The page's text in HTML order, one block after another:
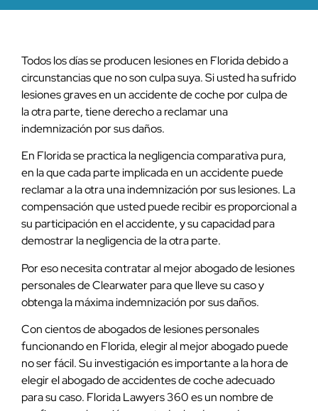
Todos los días se producen lesiones en Florida debido a
circunstancias que no son culpa suya. Si usted ha sufrido
lesiones graves en un accidente de coche por culpa de
la otra parte, tiene derecho a reclamar una
indemnización por sus daños.
En Florida se practica la negligencia comparativa pura,
en la que cada parte implicada en un accidente puede
reclamar a la otra una indemnización por sus lesiones. La
compensación que usted puede recibir es proporcional a
su participación en el accidente, y su capacidad para
demostrar la negligencia de la otra parte.
Por eso necesita contratar al mejor abogado de lesiones
personales de Clearwater para que lleve su caso y
obtenga la máxima indemnización por sus daños.
Con cientos de abogados de lesiones personales
funcionando en Florida, elegir al mejor abogado puede
no ser fácil. Su investigación es importante a la hora de
elegir el abogado de accidentes de coche adecuado
para su caso. Florida Lawyers 360 es un nombre de